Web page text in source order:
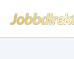
Hoppa till
Jobbdirekt